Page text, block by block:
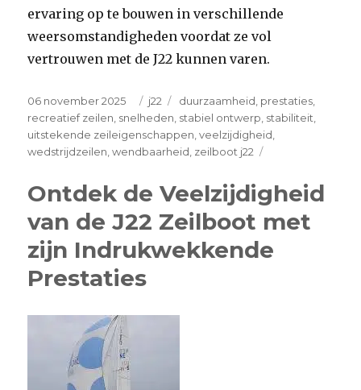
ervaring op te bouwen in verschillende
weersomstandigheden voordat ze vol
vertrouwen met de J22 kunnen varen.
Posted
on
06 november 2025 Categories
j22 Tags
duurzaamheid prestaties
recreatief zeilen snelheden stabiel ontwerp stabiliteit
uitstekende zeileigenschappen ,veelzijdigheid
wedstrijdzeilen ,wendbaarheid zeilboot j22
de
veelzijdige
zeilboot
perfect
Ontdek de Veelzijdigheid
van de J22 Zeilboot met
zijn Indrukwekkende
Prestaties